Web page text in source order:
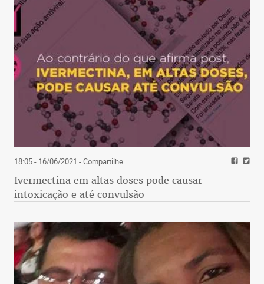
18:05 - 16/06/2021 - Compartilhe
Ivermectina em altas doses pode causar
intoxicação e até convulsão